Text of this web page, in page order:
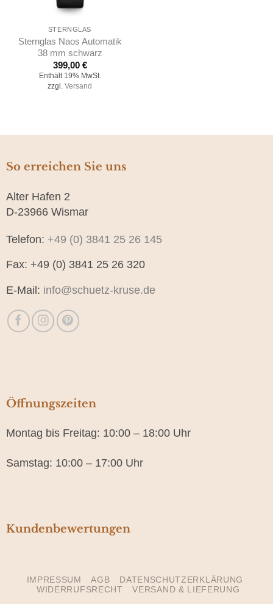
STERNGLAS
Sternglas Naos Automatik
38 mm schwarz
399,00 €
Enthält 19% MwSt.
zzgl. Versand
So erreichen Sie uns
Alter Hafen 2
D-23966 Wismar
Telefon: +49 (0) 3841 25 26 145
Fax: +49 (0) 3841 25 26 320
E-Mail: info@schuetz-kruse.de
Öffnungszeiten
Montag bis Freitag: 10:00 – 18:00 Uhr
Samstag: 10:00 – 17:00 Uhr
Kundenbewertungen
IMPRESSUM AGB
DATENSCHUTZERKLÄRUNG
WIDERRUFSRECHT
VERSAND & LIEFERUNG